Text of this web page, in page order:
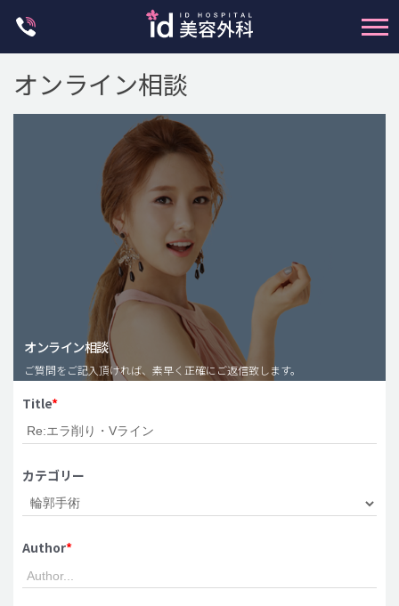
脂肪注入(アンチエイジング)
豊胸手術・バストアップ
プチ整形
脂肪吸引 (大容量)
idニュース
病院紹介
安全整形
オンライン相談
オンライン相談
ご質問をご記入頂ければ、素早く正確にご返信致します。
Title*
カテゴリー
Author*